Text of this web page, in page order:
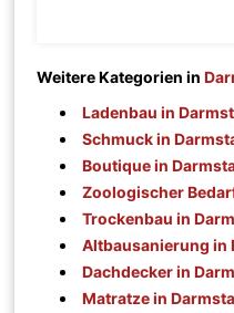
Weitere Kategorien in
Ladenbau in
Schmuck in
Boutique in
Zoologischer
Trockenbau in
Altbausanierung in
Dachdecker in
Matratze in